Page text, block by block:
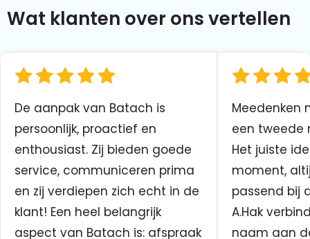
Wat klanten over ons vertellen
De aanpak van Batach is
persoonlijk, proactief en
enthousiast. Zij bieden goede
service, communiceren prima
en zij verdiepen zich echt in de
klant! Een heel belangrijk
aspect van Batach is: afspraak
Meedenken
een tweede
Het juiste
moment,
passend bij
A.Hak
naam aan